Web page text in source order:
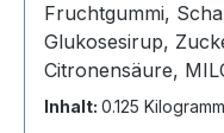
Fruchtgummi,
Glukosesirup,
Citronensäure,
Lebensmittel
Inhalt: 0.125 Kilogramm